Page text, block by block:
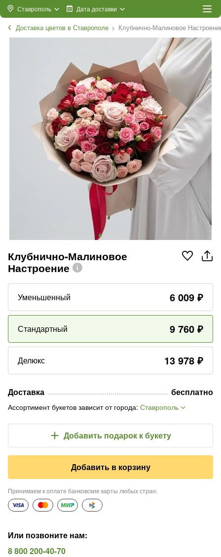
Ставрополь Дата доставки
Доставка цветов в Ставрополе Клубнично-Малиновое
Клубнично-Малиновое
Настроение
Уменьшенный 6 009 ₽
Стандартный 9 760 ₽
Делюкс 13 978 ₽
Доставка бесплатно
Ассортимент букетов зависит от города: Ставрополь
Добавить подарок к букету
Добавить в корзину
Принимаем к оплате банковские карты любых стран:
Или позвоните нам:
8 800 200-40-70